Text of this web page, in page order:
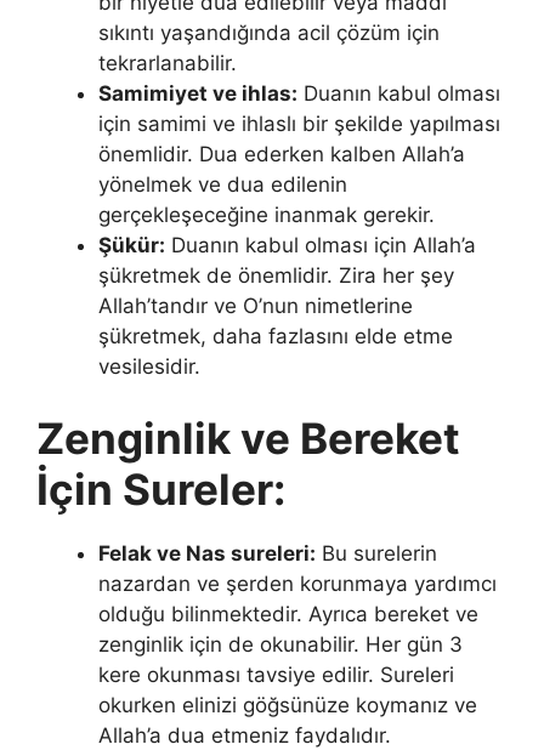
sıkıntı yaşandığında acil çözüm için
tekrarlanabilir.
Samimiyet ve ihlas: Duanın kabul olması
için samimi ve ihlaslı bir şekilde yapılması
önemlidir. Dua ederken kalben Allah’a
yönelmek ve dua edilenin
gerçekleşeceğine inanmak gerekir.
Şükür: Duanın kabul olması için Allah’a
şükretmek de önemlidir. Zira her şey
Allah’tandır ve O’nun nimetlerine
şükretmek, daha fazlasını elde etme
vesilesidir.
Zenginlik ve Bereket
İçin Sureler:
Felak ve Nas sureleri: Bu surelerin
nazardan ve şerden korunmaya yardımcı
olduğu bilinmektedir. Ayrıca bereket ve
zenginlik için de okunabilir. Her gün 3
kere okunması tavsiye edilir. Sureleri
okurken elinizi göğsünüze koymanız ve
Allah’a dua etmeniz faydalıdır.